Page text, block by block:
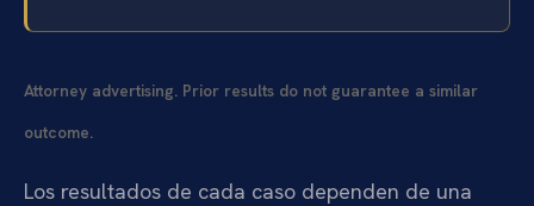
Attorney advertising. Prior results do not guarantee a similar
outcome.
Los resultados de cada caso dependen de una